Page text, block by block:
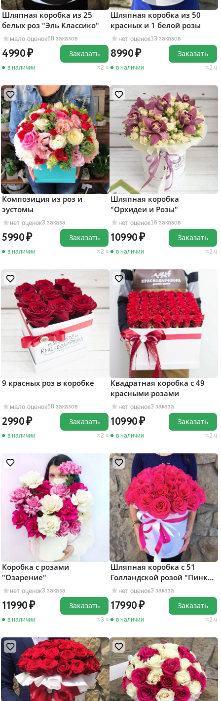
мало оценок68 заказов
Шляпная коробка из 25
белых роз "Эль Классико"
4990
в наличии 2 ч
Заказать
нет оценок13 заказов
Шляпная коробка из 50
красных и 1 белой розы
8990
в наличии 2 ч
Заказать
нет оценок3 заказа
Композиция из роз и
эустомы
5990
в наличии 2 ч
Заказать
нет оценок16 заказов
Шляпная коробка
"Орхидеи и Розы"
10990
в наличии 2 ч
Заказать
мало оценок58 заказов
9 красных роз в коробке
2990
в наличии 2 ч
Заказать
нет оценок3 заказа
Квадратная коробка с 49
красными розами
10990
в наличии 2 ч
Заказать
нет оценок3 заказа
Коробка с розами
"Озарение"
11990
в наличии 3 ч
Заказать
нет оценок3 заказа
Шляпная коробка с 51
Голландской розой "Пинк
Флойд"
17990
в наличии 2 ч
Заказать